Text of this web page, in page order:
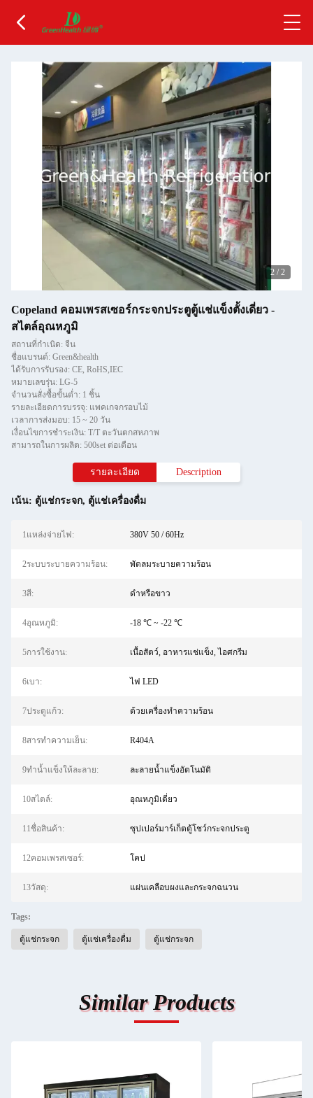
2 / 2
Copeland คอมเพรสเซอร์กระจกประตูตู้แช่แข็งตั้งเดี่ยว -
สไตล์อุณหภูมิ
สถานที่กำเนิด: จีน
ชื่อแบรนด์: Green&health
ได้รับการรับรอง: CE, RoHS,IEC
หมายเลขรุ่น: LG-5
จำนวนสั่งซื้อขั้นต่ำ: 1 ชิ้น
รายละเอียดการบรรจุ: แพคเกจกรอบไม้
เวลาการส่งมอบ: 15 ~ 20 วัน
เงื่อนไขการชำระเงิน: T/T ตะวันตกสหภาพ
สามารถในการผลิต: 500set ต่อเดือน
รายละเอียด Description
เน้น: ตู้แช่กระจก, ตู้แช่เครื่องดื่ม
1แหล่งจ่ายไฟ: 380V 50 / 60Hz
2ระบบระบายความร้อน: พัดลมระบายความร้อน
3สี: ดำหรือขาว
4อุณหภูมิ: -18 ℃ ~ -22 ℃
5การใช้งาน: เนื้อสัตว์, อาหารแช่แข็ง, ไอศกรีม
6เบา: ไฟ LED
7ประตูแก้ว: ด้วยเครื่องทำความร้อน
8สารทำความเย็น: R404A
9ทำน้ำแข็งให้ละลาย: ละลายน้ำแข็งอัตโนมัติ
10สไตล์: อุณหภูมิเดี่ยว
11ชื่อสินค้า: ซุปเปอร์มาร์เก็ตตู้โชว์กระจกประตู
12คอมเพรสเซอร์: โคป
13วัสดุ: แผ่นเคลือบผงและกระจกฉนวน
Tags:
ตู้แช่กระจก ตู้แช่เครื่องดื่ม ตู้แช่กระจก
Similar Products